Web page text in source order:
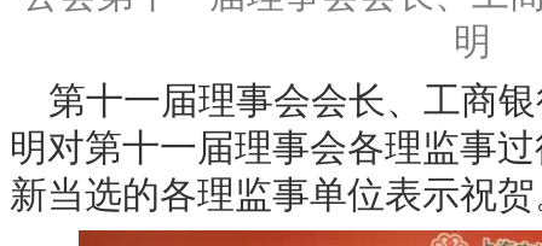
明
第十一届理事会会长、工商
明对第十一届理事会各理监事
新当选的各理监事单位表示祝